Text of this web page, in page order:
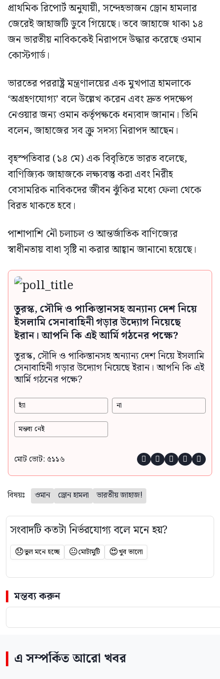
প্রাথমিক রিপোর্ট অনুযায়ী, সন্দেহভাজন ড্রোন হামলার
জেরেই জাহাজটি ডুবে গিয়েছে। তবে জাহাজে থাকা ১৪
জন ভারতীয় নাবিককেই নিরাপদে উদ্ধার করেছে ওমান
কোস্টগার্ড।
ভারতের পররাষ্ট্র মন্ত্রণালয়ের এক মুখপাত্র হামলাকে
‘অগ্রহণযোগ্য’ বলে উল্লেখ করেন এবং দ্রুত পদক্ষেপ
নেওয়ার জন্য ওমান কর্তৃপক্ষকে ধন্যবাদ জানান। তিনি
বলেন, জাহাজের সব ক্রু সদস্য নিরাপদ আছেন।
বৃহস্পতিবার (১৪ মে) এক বিবৃতিতে ভারত বলেছে,
বাণিজ্যিক জাহাজকে লক্ষ্যবস্তু করা এবং নিরীহ
বেসামরিক নাবিকদের জীবন ঝুঁকির মধ্যে ফেলা থেকে
বিরত থাকতে হবে।
পাশাপাশি নৌ চলাচল ও আন্তর্জাতিক বাণিজ্যের
স্বাধীনতায় বাধা সৃষ্টি না করার আহ্বান জানানো হয়েছে।
তুরস্ক, সৌদি ও পাকিস্তানসহ অন্যান্য দেশ নিয়ে
ইসলামি সেনাবাহিনী গড়ার উদ্যোগ নিয়েছে
ইরান। আপনি কি এই আর্মি গঠনের পক্ষে?
তুরস্ক, সৌদি ও পাকিস্তানসহ অন্যান্য দেশ নিয়ে ইসলামি
সেনাবাহিনী গড়ার উদ্যোগ নিয়েছে ইরান। আপনি কি এই
আর্মি গঠনের পক্ষে?
হ্যাঁ না
মন্তব্য নেই
মোট ভোট: ৫১১৬     
বিষয়ঃ ওমান ড্রোন হামলা ভারতীয় জাহাজ!
সংবাদটি কতটা নির্ভরযোগ্য বলে মনে হয়?
😞ভুল মনে হচ্ছে 😐মোটামুটি 😍খুব ভালো
মন্তব্য করুন
এ সম্পর্কিত আরো খবর